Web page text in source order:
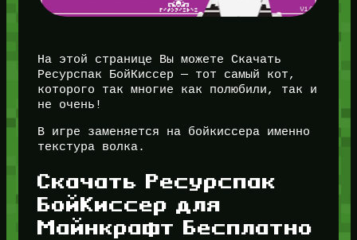
На этой странице Вы можете Скачать
Ресурспак БойКиссер — тот самый кот,
которого так многие как полюбили, так и
не очень!
В игре заменяется на бойкиссера именно
текстура волка.
Скачать Ресурспак
БойКиссер для
Майнкрафт Бесплатно